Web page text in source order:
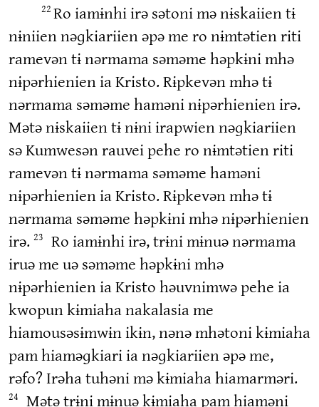
22 Ro iamɨnhi irə sətoni mə nɨskaiien tɨ
nɨniien nəɡkiariien əpə me ro nɨmtətien riti
ramevən tɨ nərmama səməme həpkɨni mhə
nɨpərhienien ia Kristo. Rɨpkevən mhə tɨ
nərmama səməme haməni nɨpərhienien irə.
Mətə nɨskaiien tɨ nɨni irapwien nəɡkiariien
sə Kumwesən rauvei pehe ro nɨmtətien riti
ramevən tɨ nərmama səməme haməni
nɨpərhienien ia Kristo. Rɨpkevən mhə tɨ
nərmama səməme həpkɨni mhə nɨpərhienien
irə. 23
Ro iamɨnhi irə, trɨni mɨnuə nərmama
iruə me uə səməme həpkɨni mhə
nɨpərhienien ia Kristo həuvnimwə pehe ia
kwopun kɨmiaha nakalasia me
hiamousəsɨmwɨn ikɨn, nənə mhətoni kɨmiaha
pam hiaməɡkiari ia nəɡkiariien əpə me,
rəfo? Irəha tuhəni mə kɨmiaha hiamarməri.
24
Mətə trɨni mɨnuə kɨmiaha pam hiaməni